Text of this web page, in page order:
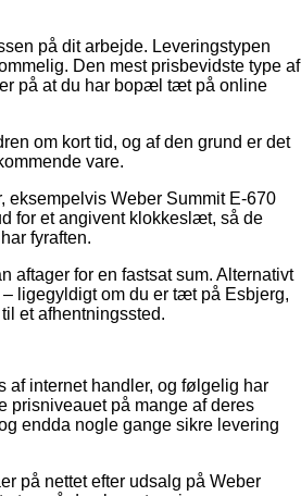
på dit arbejde. Leveringstypen
Den mest prisbevidste type af
på at du har bopæl tæt på online
om kort tid, og af den grund er det
vare.
eksempelvis Weber Summit E-670
for et angivent klokkeslæt, så de
fyraften.
aftager for en fastsat sum. Alternativt
ligegyldigt om du er tæt på Esbjerg,
et afhentningssted.
af internet handler, og følgelig har
prisniveauet på mange af deres
endda nogle gange sikre levering
på nettet efter udsalg på Weber